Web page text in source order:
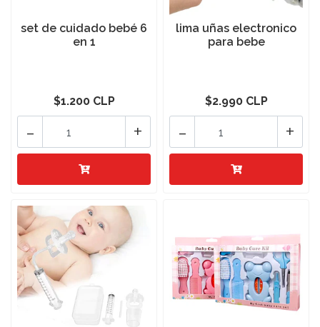
set de cuidado bebé 6
en 1
$1.200 CLP
+
-
lima uñas electronico
para bebe
$2.990 CLP
+
-